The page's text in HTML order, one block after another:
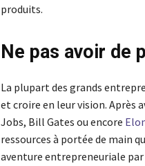
produits.
Ne pas avoir de
La plupart des grands
et croire en leur vision. Après
Jobs, Bill Gates ou encore
ressources à portée de main
aventure entrepreneuriale